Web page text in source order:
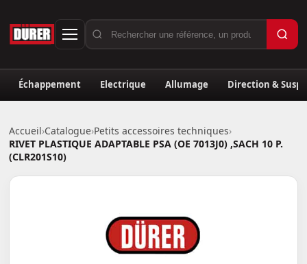
Échappement Electrique Allumage Direction &
Accueil›Catalogue›Petits accessoires techniques›
RIVET PLASTIQUE ADAPTABLE PSA (OE 7013J0) ,SACH 10 P.
(CLR201S10)